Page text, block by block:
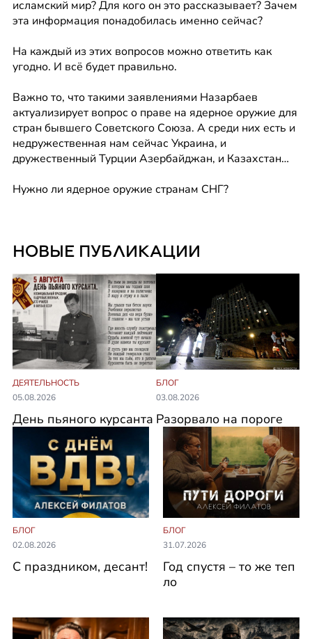
исламский мир? Для кого он это рассказывает? Зачем
эта информация понадобилась именно сейчас?
На каждый из этих вопросов можно ответить как
угодно. И всё будет правильно.
Важно то, что такими заявлениями Назарбаев
актуализирует вопрос о праве на ядерное оружие для
стран бывшего Советского Союза. А среди них есть и
недружественная нам сейчас Украина, и
дружественный Турции Азербайджан, и Казахстан…
Нужно ли ядерное оружие странам СНГ?
НОВЫЕ ПУБЛИКАЦИИ
ДЕЯТЕЛЬНОСТЬ
05.08.2026
День пьяного курсанта
БЛОГ
03.08.2026
Разорвало на пороге
БЛОГ
02.08.2026
С праздником, десант!
БЛОГ
31.07.2026
Год спустя – то же теп
ло